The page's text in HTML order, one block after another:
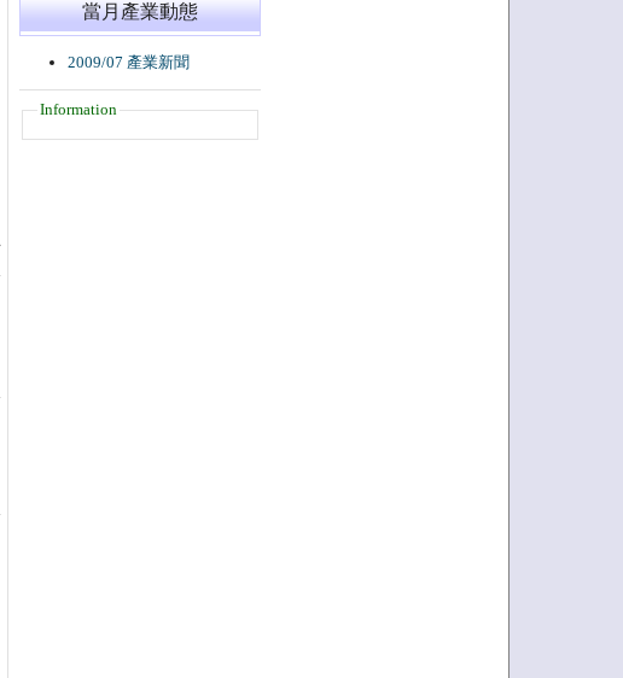
當月產業動態
2009/07 產業新聞
Information